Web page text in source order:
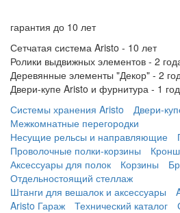
гарантия до 10 лет
Сетчатая система Aristo - 10 лет
Ролики выдвижных элементов - 2
Деревянные элементы "Декор" - 2
Двери-купе Aristo и фурнитура - 1 год
Системы хранения Aristo
Двери-
Межкомнатные перегородки
Несущие рельсы и направляющие
Проволочные полки-корзины
Аксессуары для полок
Корзины
Отдельностоящий стеллаж
Штанги для вешалок и аксессуары
Aristo Гараж
Технический каталог